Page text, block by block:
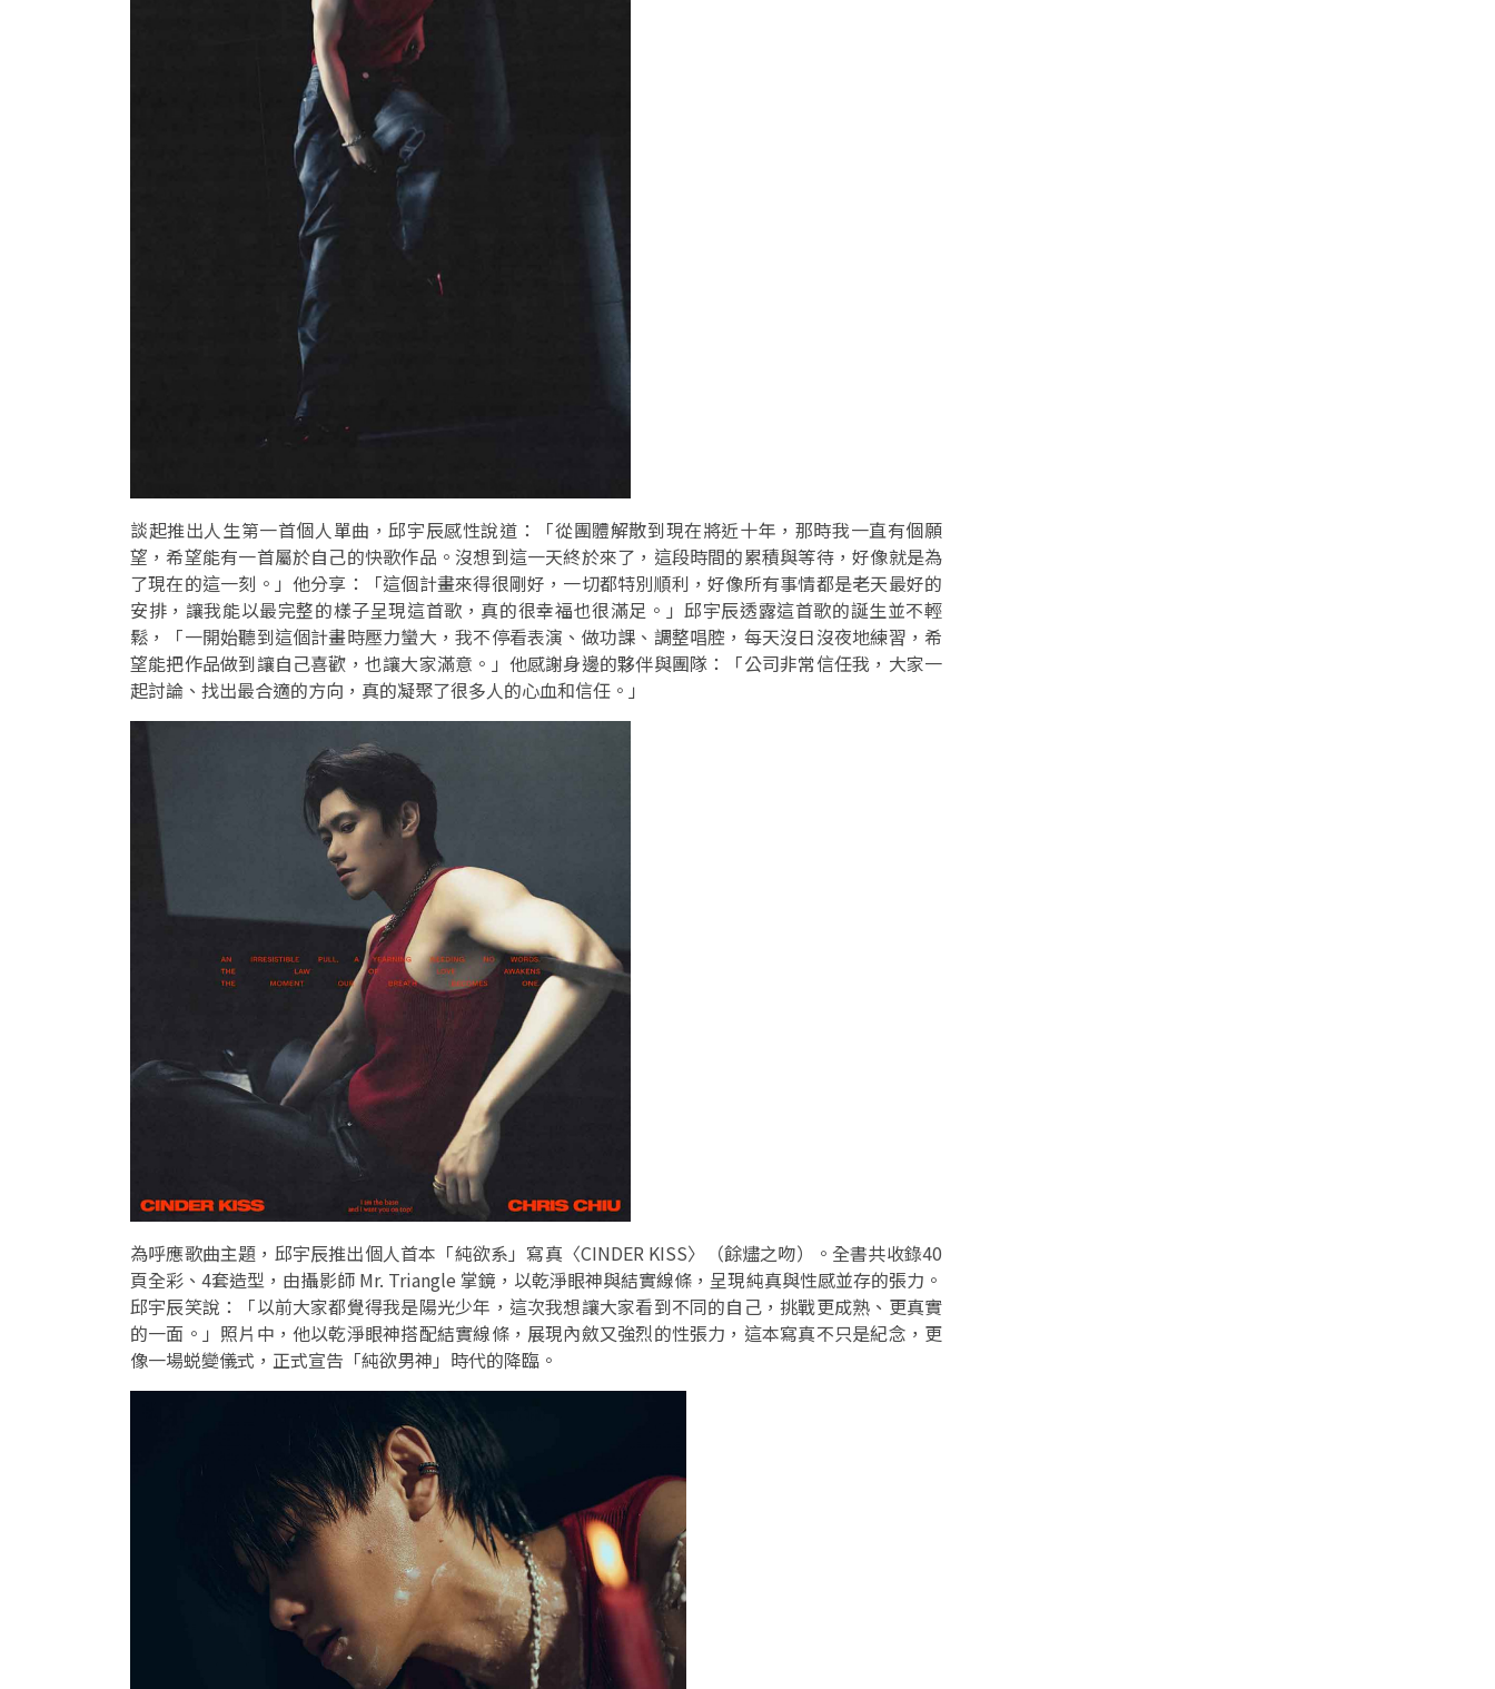
談起推出人生第一首個人單曲，邱宇辰感性說道：「從團體解散到現在將近十年，那時我一直有個願
望，希望能有一首屬於自己的快歌作品。沒想到這一天終於來了，這段時間的累積與等待，好像就是為
了現在的這一刻。」他分享：「這個計畫來得很剛好，一切都特別順利，好像所有事情都是老天最好的
安排，讓我能以最完整的樣子呈現這首歌，真的很幸福也很滿足。」邱宇辰透露這首歌的誕生並不輕
鬆，「一開始聽到這個計畫時壓力蠻大，我不停看表演、做功課、調整唱腔，每天沒日沒夜地練習，希
望能把作品做到讓自己喜歡，也讓大家滿意。」他感謝身邊的夥伴與團隊：「公司非常信任我，大家一
起討論、找出最合適的方向，真的凝聚了很多人的心血和信任。」
為呼應歌曲主題，邱宇辰推出個人首本「純欲系」寫真〈CINDER KISS〉（餘燼之吻）。全書共收錄40
頁全彩、4套造型，由攝影師 Mr. Triangle 掌鏡，以乾淨眼神與結實線條，呈現純真與性感並存的張力。
邱宇辰笑說：「以前大家都覺得我是陽光少年，這次我想讓大家看到不同的自己，挑戰更成熟、更真實
的一面。」照片中，他以乾淨眼神搭配結實線條，展現內斂又強烈的性張力，這本寫真不只是紀念，更
像一場蜕變儀式，正式宣告「純欲男神」時代的降臨。